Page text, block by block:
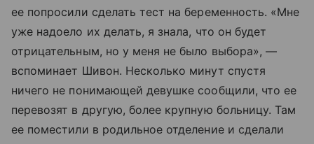
ее попросили сделать тест на беременность. «Мне
уже надоело их делать, я знала, что он будет
отрицательным, но у меня не было выбора», —
вспоминает Шивон. Несколько минут спустя
ничего не понимающей девушке сообщили, что ее
перевозят в другую, более крупную больницу. Там
ее поместили в родильное отделение и сделали